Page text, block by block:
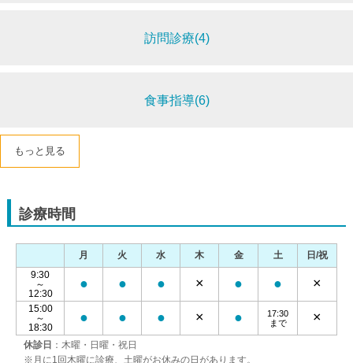
訪問診療(4)
食事指導(6)
もっと見る
診療時間
休診日 ：木曜・日曜・祝日
※月に1回木曜に診療、土曜がお休みの日があります。
月 火 水 木 金 土
日/祝
9:30
～
12:30
● ● ● × ● ● ×
15:00
～
18:30
● ● ● × ●
17:30
まで
×